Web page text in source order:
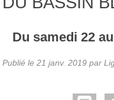
Du samedi 22 au
Publié le 21 janv. 2019 par